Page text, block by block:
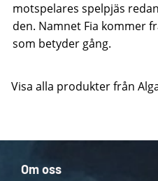
motspelares spelpjäs
den. Namnet Fia kommer
som betyder gång.
Visa alla produkter från
Om oss